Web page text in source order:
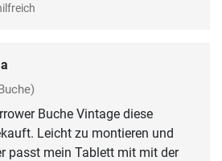
Buche Vintage diese
Leicht zu montieren und
passt mein Tablett mit mit der